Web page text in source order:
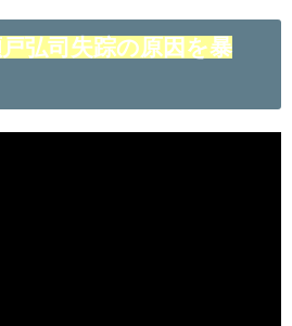
弘司失踪の原因を暴